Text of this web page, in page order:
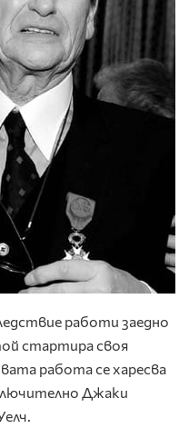
работи заедно
стартира своя
работа се харесва
Джаки